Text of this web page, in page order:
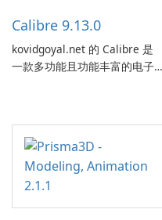
Calibre 9.13.0
kovidgoyal.net 的 Calibre 是
一款多功能且功能丰富的电子
供了一个全面的解决方案，用
于跨各种设备和电子书格式组
织、转换、编辑和同步电子
书。 电子书图书馆管理：
Calibre 作为组织和管理电子书